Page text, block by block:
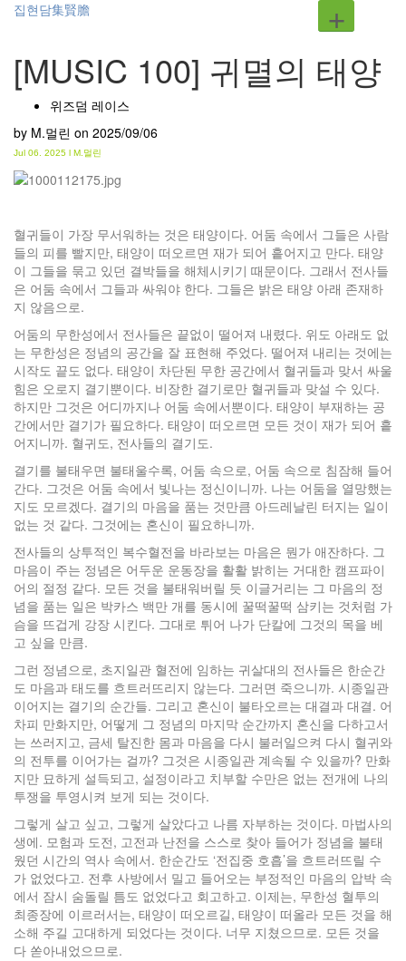
집현담集賢膽
+
[MUSIC 100] 귀멸의 태양
위즈덤 레이스
by M.멀린 on 2025/09/06
Jul 06. 2025 l M.멀린
혈귀들이 가장 무서워하는 것은 태양이다. 어둠 속에서 그들은 사람
들의 피를 빨지만, 태양이 떠오르면 재가 되어 흩어지고 만다. 태양
이 그들을 묶고 있던 결박들을 해체시키기 때문이다. 그래서 전사들
은 어둠 속에서 그들과 싸워야 한다. 그들은 밝은 태양 아래 존재하
지 않음으로.
어둠의 무한성에서 전사들은 끝없이 떨어져 내렸다. 위도 아래도 없
는 무한성은 정념의 공간을 잘 표현해 주었다. 떨어져 내리는 것에는
시작도 끝도 없다. 태양이 차단된 무한 공간에서 혈귀들과 맞서 싸울
힘은 오로지 결기뿐이다. 비장한 결기로만 혈귀들과 맞설 수 있다.
하지만 그것은 어디까지나 어둠 속에서뿐이다. 태양이 부재하는 공
간에서만 결기가 필요하다. 태양이 떠오르면 모든 것이 재가 되어 흩
어지니까. 혈귀도, 전사들의 결기도.
결기를 불태우면 불태울수록, 어둠 속으로, 어둠 속으로 침잠해 들어
간다. 그것은 어둠 속에서 빛나는 정신이니까. 나는 어둠을 열망했는
지도 모르겠다. 결기의 마음을 품는 것만큼 아드레날린 터지는 일이
없는 것 같다. 그것에는 혼신이 필요하니까.
전사들의 상투적인 복수혈전을 바라보는 마음은 뭔가 애잔하다. 그
마음이 주는 정념은 어두운 운동장을 활활 밝히는 거대한 캠프파이
어의 절정 같다. 모든 것을 불태워버릴 듯 이글거리는 그 마음의 정
념을 품는 일은 박카스 백만 개를 동시에 꿀떡꿀떡 삼키는 것처럼 가
슴을 뜨겁게 강장 시킨다. 그대로 튀어 나가 단칼에 그것의 목을 베
고 싶을 만큼.
그런 정념으로, 초지일관 혈전에 임하는 귀살대의 전사들은 한순간
도 마음과 태도를 흐트러뜨리지 않는다. 그러면 죽으니까. 시종일관
이어지는 결기의 순간들. 그리고 혼신이 불타오르는 대결과 대결. 어
차피 만화지만, 어떻게 그 정념의 마지막 순간까지 혼신을 다하고서
는 쓰러지고, 금세 탈진한 몸과 마음을 다시 불러일으켜 다시 혈귀와
의 전투를 이어가는 걸까? 그것은 시종일관 계속될 수 있을까? 만화
지만 묘하게 설득되고, 설정이라고 치부할 수만은 없는 전개에 나의
투쟁을 투영시켜 보게 되는 것이다.
그렇게 살고 싶고, 그렇게 살았다고 나름 자부하는 것이다. 마법사의
생에. 모험과 도전, 고전과 난전을 스스로 찾아 들어가 정념을 불태
웠던 시간의 역사 속에서. 한순간도 ‘전집중 호흡’을 흐트러뜨릴 수
가 없었다고. 전후 사방에서 밀고 들어오는 부정적인 마음의 압박 속
에서 잠시 숨돌릴 틈도 없었다고 회고하고. 이제는, 무한성 혈투의
최종장에 이르러서는, 태양이 떠오르길, 태양이 떠올라 모든 것을 해
소해 주길 고대하게 되었다는 것이다. 너무 지쳤으므로. 모든 것을
다 쏟아내었으므로.